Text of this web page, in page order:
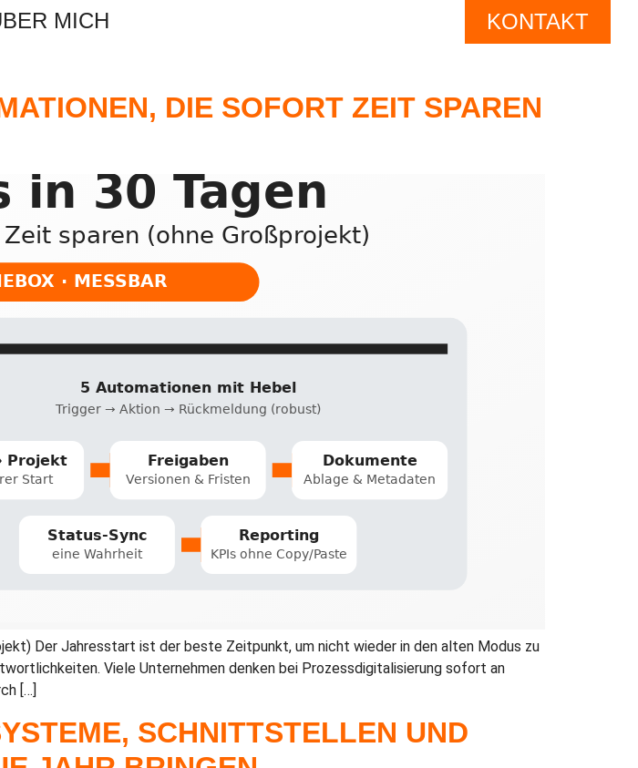
MICH KONTAKT
DIE SOFORT ZEIT SPAREN
Der Jahresstart ist der beste Zeitpunkt, um nicht wieder in den alten Modus zu
Viele Unternehmen denken bei Prozessdigitalisierung sofort an
[…]
SCHNITTSTELLEN UND